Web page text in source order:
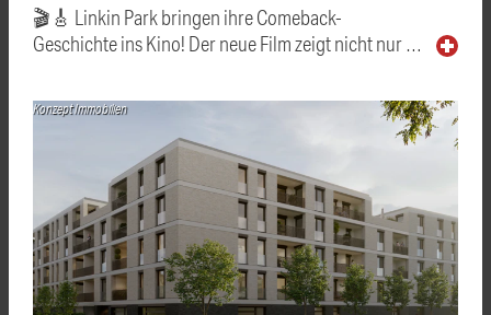
🎬🎸 Linkin Park bringen ihre Comeback-
Geschichte ins Kino! Der neue Film zeigt nicht nur …
Konzept Immobilien